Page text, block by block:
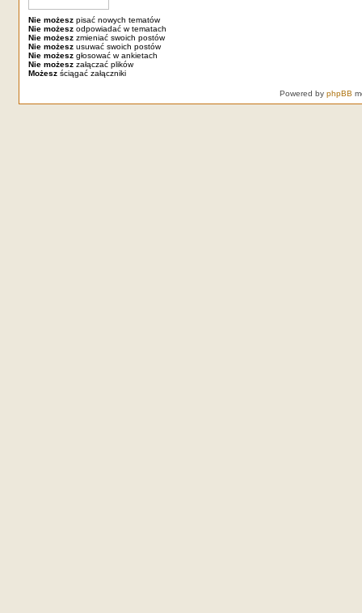
Nie możeszpisać nowych tematów
Nie możeszodpowiadać w tematach
Nie możeszzmieniać swoich postów
Nie możeszusuwać swoich postów
Nie możeszgłosować w ankietach
Nie możeszzałączać plików
Możeszściągać załączniki
Powered by phpBB